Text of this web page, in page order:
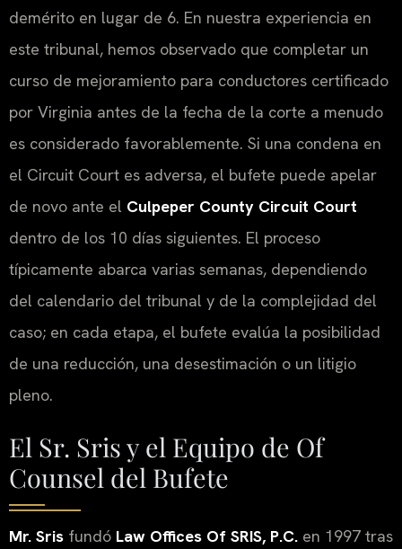
demérito en lugar de 6. En nuestra experiencia en
este tribunal, hemos observado que completar un
curso de mejoramiento para conductores certificado
por Virginia antes de la fecha de la corte a menudo
es considerado favorablemente. Si una condena en
el Circuit Court es adversa, el bufete puede apelar
de novo ante el Culpeper County Circuit Court
dentro de los 10 días siguientes. El proceso
típicamente abarca varias semanas, dependiendo
del calendario del tribunal y de la complejidad del
caso; en cada etapa, el bufete evalúa la posibilidad
de una reducción, una desestimación o un litigio
pleno.
El Sr. Sris y el Equipo de Of
Counsel del Bufete
Mr. Sris fundó Law Offices Of SRIS, P.C. en 1997 tras